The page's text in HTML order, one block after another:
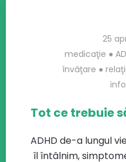
25
medicaţie ●
învăţare ● relaţii
Tot ce trebuie
ADHD de-a lungul
îl întâlnim,